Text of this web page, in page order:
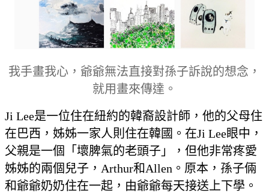
我手畫我心，爺爺無法直接對孫子訴說的想念，
就用畫來傳達。
Ji Lee是一位住在紐約的韓裔設計師，他的父母住
在巴西，姊姊一家人則住在韓國。在Ji Lee眼中，
父親是一個「壞脾氣的老頭子」，但他非常疼愛
姊姊的兩個兒子，Arthur和Allen。原本，孫子倆
和爺爺奶奶住在一起，由爺爺每天接送上下學。